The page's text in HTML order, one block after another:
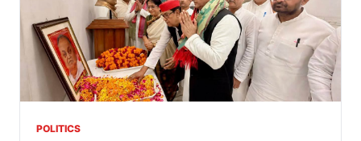
POLITICS